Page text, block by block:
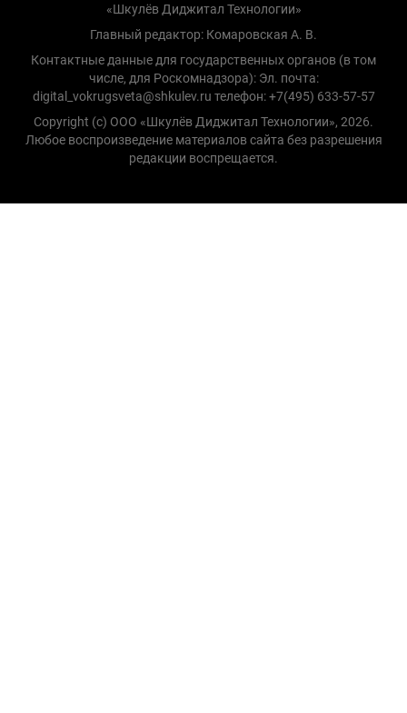
«Шкулёв Диджитал Технологии»
Главный редактор: Комаровская А. В.
Контактные данные для государственных органов (в том
числе, для Роскомнадзора): Эл. почта:
digital_vokrugsveta@shkulev.ru телефон: +7(495) 633-57-57
Copyright (с) ООО «Шкулёв Диджитал Технологии», 2026.
Любое воспроизведение материалов сайта без разрешения
редакции воспрещается.